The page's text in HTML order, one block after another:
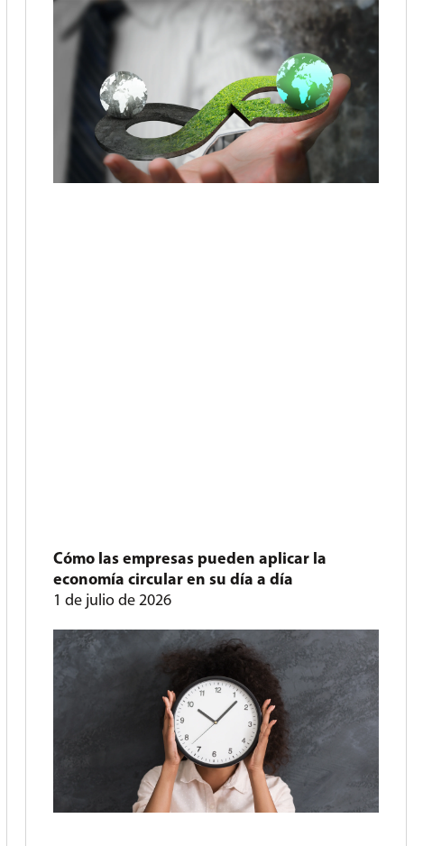
Cómo las empresas pueden aplicar la
economía circular en su día a día
1 de julio de 2026